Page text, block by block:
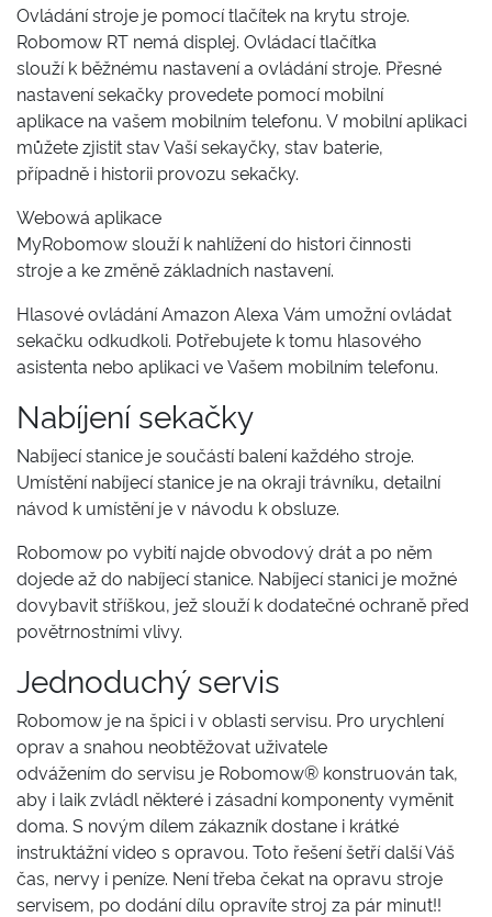
Ovládání stroje je pomocí tlačítek na krytu stroje.
Robomow RT nemá displej. Ovládací tlačítka
slouží k běžnému nastavení a ovládání stroje. Přesné
nastavení sekačky provedete pomocí mobilní
aplikace na vašem mobilním telefonu. V mobilní aplikaci
můžete zjistit stav Vaší sekayčky, stav baterie,
případně i historii provozu sekačky.
Webowá aplikace
MyRobomow slouží k nahlížení do histori činnosti
stroje a ke změně základních nastavení.
Hlasové ovládání Amazon Alexa Vám umožní ovládat
sekačku odkudkoli. Potřebujete k tomu hlasového
asistenta nebo aplikaci ve Vašem mobilním telefonu.
Nabíjení sekačky
Nabíjecí stanice je součástí balení každého stroje.
Umístění nabíjecí stanice je na okraji trávníku, detailní
návod k umístění je v návodu k obsluze.
Robomow po vybití najde obvodový drát a po něm
dojede až do nabíjecí stanice. Nabíjecí stanici je možné
dovybavit stříškou, jež slouží k dodatečné ochraně před
povětrnostními vlivy.
Jednoduchý servis
Robomow je na špici i v oblasti servisu. Pro urychlení
oprav a snahou neobtěžovat uživatele
odvážením do servisu je Robomow® konstruován tak,
aby i laik zvládl některé i zásadní komponenty vyměnit
doma. S novým dílem zákazník dostane i krátké
instruktážní video s opravou. Toto řešení šetří další Váš
čas, nervy i peníze. Není třeba čekat na opravu stroje
servisem, po dodání dílu opravíte stroj za pár minut!!